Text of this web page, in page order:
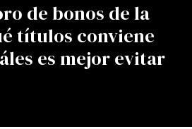
de bonos de la
títulos conviene
es mejor evitar